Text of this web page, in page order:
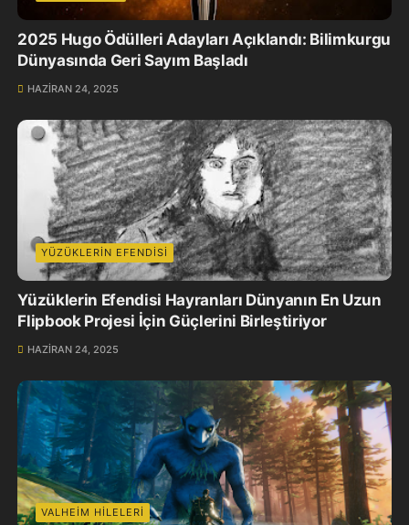
2025 Hugo Ödülleri Adayları Açıklandı: Bilimkurgu
Dünyasında Geri Sayım Başladı
HAZIRAN 24, 2025
YÜZÜKLERIN EFENDISI
Yüzüklerin Efendisi Hayranları Dünyanın En Uzun
Flipbook Projesi İçin Güçlerini Birleştiriyor
HAZIRAN 24, 2025
VALHEIM HILELERI